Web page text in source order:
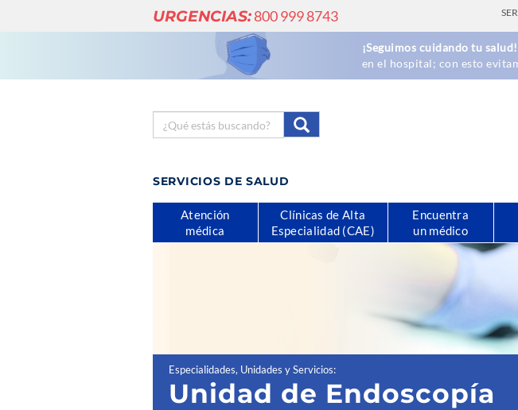
URGENCIAS:800 999 8743
¡Seguimos cuidando tu salud!
en el hospital; con esto
SERVICIOS DE SALUD
Atención
médica
Clínicas de Alta
Especialidad (CAE)
Encuentra
un médico
Especialidades, Unidades y Servicios:
Unidad de Endoscopía